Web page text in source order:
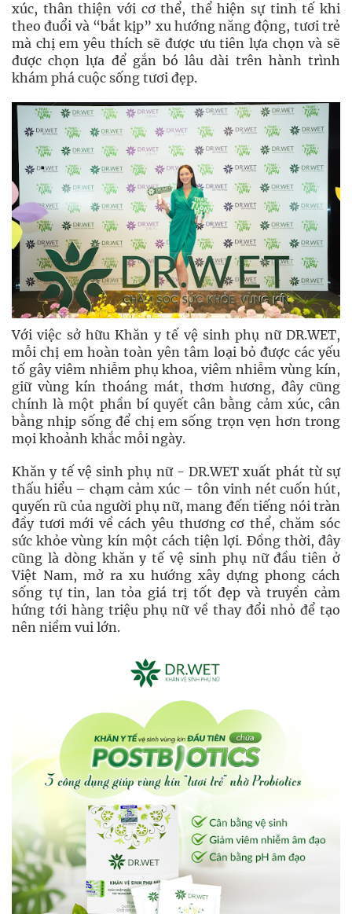
xúc, thân thiện với cơ thể, thể hiện sự tinh tế khi
theo đuổi và “bắt kịp” xu hướng năng động, tươi trẻ
mà chị em yêu thích sẽ được ưu tiên lựa chọn và sẽ
được chọn lựa để gắn bó lâu dài trên hành trình
khám phá cuộc sống tươi đẹp.
Với việc sở hữu Khăn y tế vệ sinh phụ nữ DR.WET,
mỗi chị em hoàn toàn yên tâm loại bỏ được các yếu
tố gây viêm nhiễm phụ khoa, viêm nhiễm vùng kín,
giữ vùng kín thoáng mát, thơm hương, đây cũng
chính là một phần bí quyết cân bằng cảm xúc, cân
bằng nhịp sống để chị em sống trọn vẹn hơn trong
mọi khoảnh khắc mỗi ngày.
Khăn y tế vệ sinh phụ nữ - DR.WET xuất phát từ sự
thấu hiểu – chạm cảm xúc – tôn vinh nét cuốn hút,
quyến rũ của người phụ nữ, mang đến tiếng nói tràn
đầy tươi mới về cách yêu thương cơ thể, chăm sóc
sức khỏe vùng kín một cách tiện lợi. Đồng thời, đây
cũng là dòng khăn y tế vệ sinh phụ nữ đầu tiên ở
Việt Nam, mở ra xu hướng xây dựng phong cách
sống tự tin, lan tỏa giá trị tốt đẹp và truyền cảm
hứng tới hàng triệu phụ nữ về thay đổi nhỏ để tạo
nên niềm vui lớn.